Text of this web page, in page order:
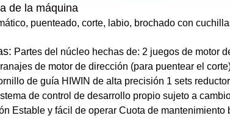
de la máquina
puenteado, corte, labio, brochado con
Partes del núcleo hechas de: 2 juegos de motor
de motor de dirección (para puentear el
de guía HIWIN de alta precisión 1 sets
de control de desarrollo propio sujeto a
Estable y fácil de operar Cuota de mantenimiento